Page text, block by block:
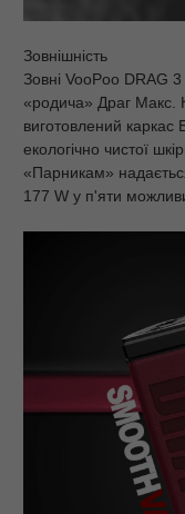
Зовнішність
Зовні VooPoo DRAG 3
«родича» Драг Макс.
виготовлений каркас
екологічно чистої
«Парникам»
177 W у п'яти